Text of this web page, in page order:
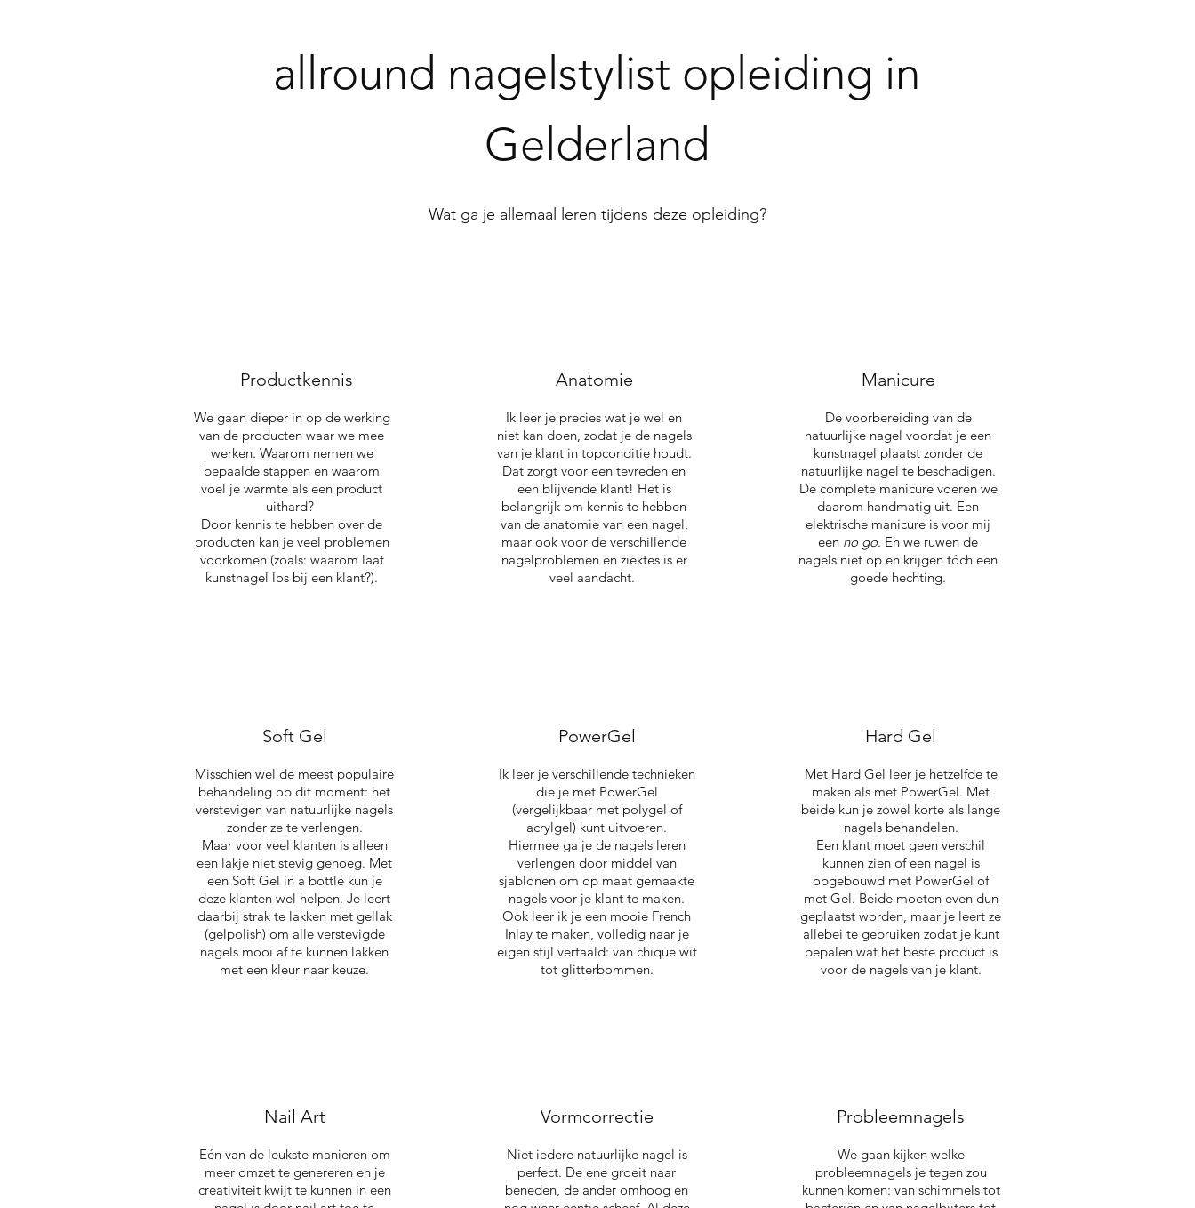
allround nagelstylist opleiding in
Gelderland
Productkennis
We gaan dieper in op de werking
van de producten waar we mee
werken. Waarom nemen we
bepaalde stappen en waarom
voel je warmte als een product
uithard?
Door kennis te hebben over de
producten kan je veel problemen
voorkomen (zoals: waarom laat
kunstnagel los bij een klant?).
Soft Gel
Misschien wel de meest populaire
behandeling op dit moment: het
verstevigen van natuurlijke nagels
zonder ze te verlengen.
Maar voor veel klanten is alleen
een lakje niet stevig genoeg. Met
een Soft Gel in a bottle kun je
deze klanten wel helpen. Je leert
daarbij strak te lakken met gellak
(gelpolish) om alle verstevigde
nagels mooi af te kunnen lakken
met een kleur naar keuze.
Nail Art
Eén van de leukste manieren om
meer omzet te genereren en je
creativiteit kwijt te kunnen in een
Anatomie
Ik leer je precies wat je wel en
niet kan doen, zodat je de nagels
van je klant in topconditie houdt.
Dat zorgt voor een tevreden en
een blijvende klant! Het is
belangrijk om kennis te hebben
van de anatomie van een nagel,
maar ook voor de verschillende
nagelproblemen en ziektes is er
veel aandacht.
PowerGel
Ik leer je verschillende technieken
die je met PowerGel
(vergelijkbaar met polygel of
acrylgel) kunt uitvoeren.
Hiermee ga je de nagels leren
verlengen door middel van
sjablonen om op maat gemaakte
nagels voor je klant te maken.
Ook leer ik je een mooie French
Inlay te maken, volledig naar je
eigen stijl vertaald: van chique wit
tot glitterbommen.
Vormcorrectie
Niet iedere natuurlijke nagel is
perfect. De ene groeit naar
beneden, de ander omhoog en
Manicure
De voorbereiding van de
natuurlijke nagel voordat je een
kunstnagel plaatst zonder de
natuurlijke nagel te beschadigen.
De complete manicure voeren we
daarom handmatig uit. Een
elektrische manicure is voor mij
een no go. En we ruwen de
nagels niet op en krijgen tóch een
goede hechting.
Hard Gel
Met Hard Gel leer je hetzelfde te
maken als met PowerGel. Met
beide kun je zowel korte als lange
nagels behandelen.
Een klant moet geen verschil
kunnen zien of een nagel is
opgebouwd met PowerGel of
met Gel. Beide moeten even dun
geplaatst worden, maar je leert ze
allebei te gebruiken zodat je kunt
bepalen wat het beste product is
voor de nagels van je klant.
Probleemnagels
We gaan kijken welke
probleemnagels je tegen zou
kunnen komen: van schimmels tot
Wat ga je allemaal leren tijdens deze opleiding?